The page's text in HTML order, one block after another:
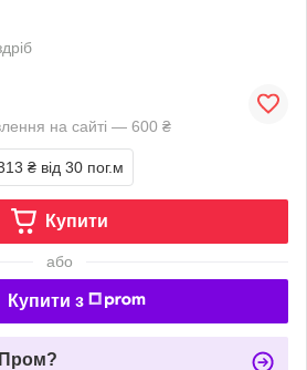
на сайті — 600 ₴
₴ від 30 пог.м
Купити
або
Купити з
Пром?